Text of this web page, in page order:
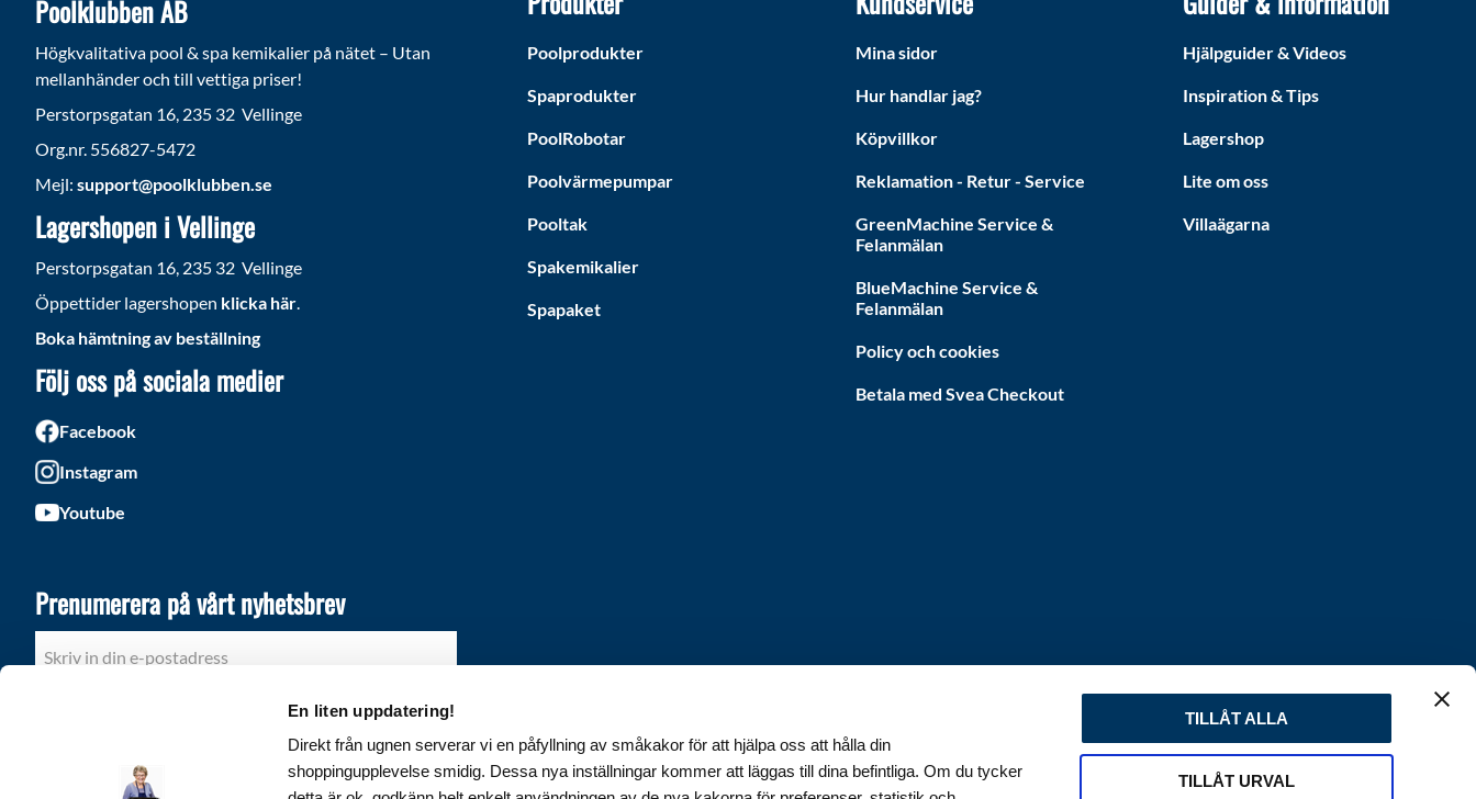
En liten uppdatering!
Direkt från ugnen serverar vi en påfyllning av småkakor för att hjälpa oss att hålla din
shoppingupplevelse smidig. Dessa nya inställningar kommer att läggas till dina befintliga. Om du tycker
TILLÅT ALLA
TILLÅT URVAL
Poolklubben AB
Högkvalitativa pool & spa kemikalier på nätet – Utan
mellanhänder och till vettiga priser!
Perstorpsgatan 16, 235 32 Vellinge
Org.nr. 556827-5472
Mejl:support@poolklubben.se
Lagershopen i Vellinge
Perstorpsgatan 16, 235 32 Vellinge
Öppettider lagershopen klicka här.
Boka hämtning av beställning
Följ oss på sociala medier
Facebook
Instagram
Youtube
Prenumerera på vårt nyhetsbrev
PRENUMERERA
Dina personuppgifter behandlas i enlighet med vårintegritetspolicy.
Poolprodukter
Spaprodukter
PoolRobotar
Poolvärmepumpar
Pooltak
Spakemikalier
Spapaket
Hjälpguider & Videos
Inspiration & Tips
Lagershop
Lite om oss
Villaägarna
Mina sidor
Hur handlar jag?
Köpvillkor
Reklamation - Retur - Service
GreenMachine Service &
Felanmälan
BlueMachine Service &
Felanmälan
Policy och cookies
Betala med Svea Checkout
Svenska SEK